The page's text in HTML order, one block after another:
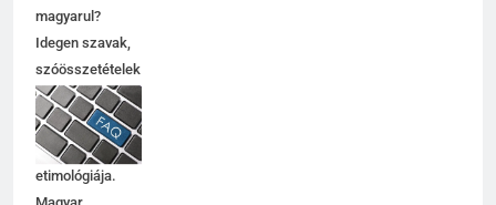
magyarul?
Idegen szavak,
szóösszetételek
jelentése,
magyarázata,
használata,
etimológiája.